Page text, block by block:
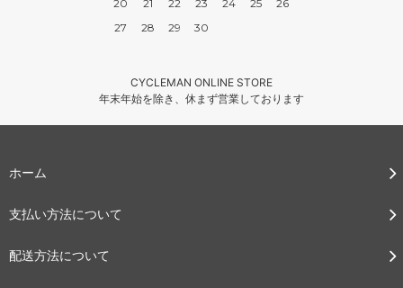
20
21 22 23 24 25
26
27
28 29 30
CYCLEMAN ONLINE STORE
年末年始を除き、休まず営業しております
ホーム
支払い方法について
配送方法について